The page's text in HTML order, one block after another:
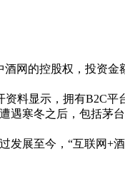
的控股权，投资金
显示，拥有B2C平
遇寒冬之后，包括
至今，“互联网+